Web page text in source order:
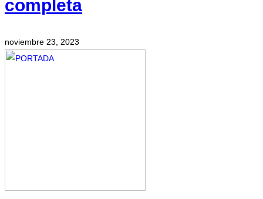
completa
noviembre 23, 2023